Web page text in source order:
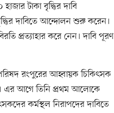
টাকা বৃদ্ধির দাবি
দাবিতে আন্দোলন শুরু করেন।
প্রত্যাহার করে নেন। দাবি পূরণ
রংপুরের আহ্বায়ক চিকিৎসক
এর আগে তিনি প্রথম আলোকে
কর্মস্থল নিরাপদের দাবিতে